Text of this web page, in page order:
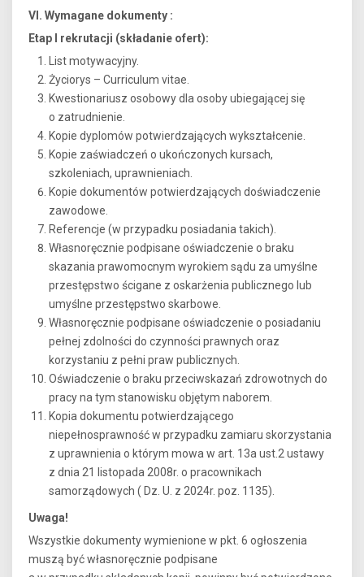
VI. Wymagane dokumenty :
Etap I rekrutacji (składanie ofert):
List motywacyjny.
Życiorys – Curriculum vitae.
Kwestionariusz osobowy dla osoby ubiegającej się
o zatrudnienie.
Kopie dyplomów potwierdzających wykształcenie.
Kopie zaświadczeń o ukończonych kursach,
szkoleniach, uprawnieniach.
Kopie dokumentów potwierdzających doświadczenie
zawodowe.
Referencje (w przypadku posiadania takich).
Własnoręcznie podpisane oświadczenie o braku
skazania prawomocnym wyrokiem sądu za umyślne
przestępstwo ścigane z oskarżenia publicznego lub
umyślne przestępstwo skarbowe.
Własnoręcznie podpisane oświadczenie o posiadaniu
pełnej zdolności do czynności prawnych oraz
korzystaniu z pełni praw publicznych.
Oświadczenie o braku przeciwskazań zdrowotnych do
pracy na tym stanowisku objętym naborem.
Kopia dokumentu potwierdzającego
niepełnosprawność w przypadku zamiaru skorzystania
z uprawnienia o którym mowa w art. 13a ust.2 ustawy
z dnia 21 listopada 2008r. o pracownikach
samorządowych ( Dz. U. z 2024r. poz. 1135).
Uwaga!
Wszystkie dokumenty wymienione w pkt. 6 ogłoszenia
muszą być własnoręcznie podpisane